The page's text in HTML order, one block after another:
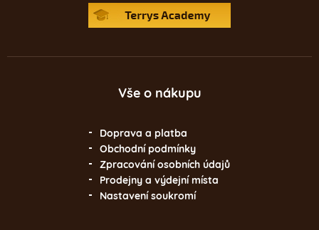
Vše o nákupu
Doprava a platba
Obchodní podmínky
Zpracování osobních údajů
Prodejny a výdejní místa
Nastavení soukromí